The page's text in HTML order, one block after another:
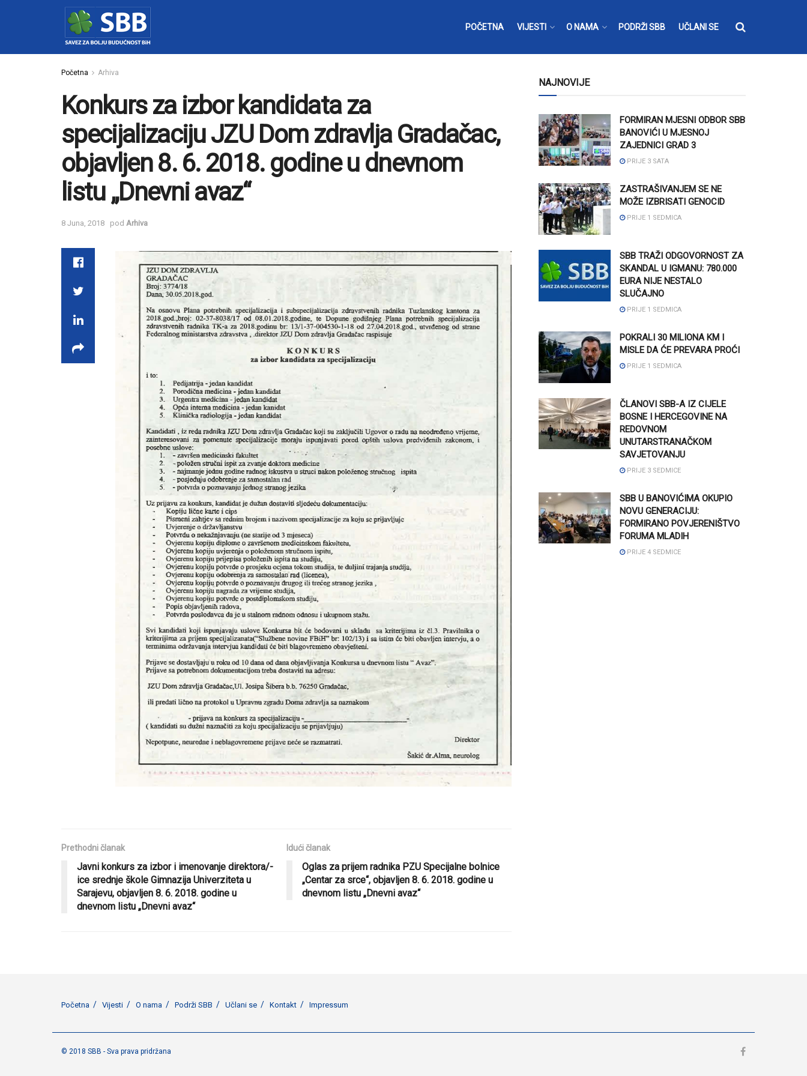
POČETNA VIJESTI O NAMA PODRŽI SBB UČLANI SE
Početna Arhiva
Konkurs za izbor kandidata za
specijalizaciju JZU Dom zdravlja Gradačac,
objavljen 8. 6. 2018. godine u dnevnom
listu „Dnevni avaz“
8 Juna, 2018 pod Arhiva
Prethodni članak
Javni konkurs za izbor i imenovanje direktora/-
ice srednje škole Gimnazija Univerziteta u
Sarajevu, objavljen 8. 6. 2018. godine u
dnevnom listu „Dnevni avaz“
Idući članak
Oglas za prijem radnika PZU Specijalne bolnice
„Centar za srce“, objavljen 8. 6. 2018. godine u
dnevnom listu „Dnevni avaz“
NAJNOVIJE
FORMIRAN MJESNI ODBOR SBB
BANOVIĆI U MJESNOJ
ZAJEDNICI GRAD 3
PRIJE 3 SATA
ZASTRAŠIVANJEM SE NE
MOŽE IZBRISATI GENOCID
PRIJE 1 SEDMICA
SBB TRAŽI ODGOVORNOST ZA
SKANDAL U IGMANU: 780.000
EURA NIJE NESTALO
SLUČAJNO
PRIJE 1 SEDMICA
POKRALI 30 MILIONA KM I
MISLE DA ĆE PREVARA PROĆI
PRIJE 1 SEDMICA
ČLANOVI SBB-A IZ CIJELE
BOSNE I HERCEGOVINE NA
REDOVNOM
UNUTARSTRANAČKOM
SAVJETOVANJU
PRIJE 3 SEDMICE
SBB U BANOVIĆIMA OKUPIO
NOVU GENERACIJU:
FORMIRANO POVJERENIŠTVO
FORUMA MLADIH
PRIJE 4 SEDMICE
Početna Vijesti O nama Podrži SBB Učlani se Kontakt Impressum
© 2018 SBB - Sva prava pridržana